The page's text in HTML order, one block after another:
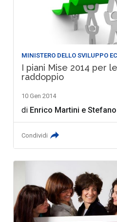
MINISTERO DELLO SVILUPPO
I piani Mise 2014 per
raddoppio
10 Gen 2014
di Enrico Martini e
Condividi